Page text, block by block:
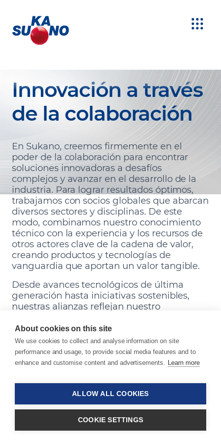
Innovación a través
de la colaboración
En Sukano, creemos firmemente en el
poder de la colaboración para encontrar
soluciones innovadoras a desafíos
complejos y avanzar en el desarrollo de la
industria. Para lograr resultados óptimos,
trabajamos con socios globales que abarcan
diversos sectores y disciplinas. De este
modo, combinamos nuestro conocimiento
técnico con la experiencia y los recursos de
otros actores clave de la cadena de valor,
creando productos y tecnologías de
vanguardia que aportan un valor tangible.
Desde avances tecnológicos de última
generación hasta iniciativas sostenibles,
nuestras alianzas reflejan nuestro
Hemos unido esfuerzos con Avantium para
desarrollar masterbatches destinados a
aplicaciones de películas PEF de base
About cookies on this site
We use cookies to collect and analyse information on site
performance and usage, to provide social media features and to
enhance and customise content and advertisements. Learn more
ALLOW ALL COOKIES
COOKIE SETTINGS